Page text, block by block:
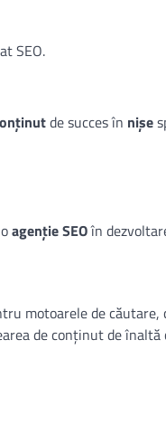
SEO.
de succes în nișe
agenție SEOîn
motoarele de căutare,
de conținut de